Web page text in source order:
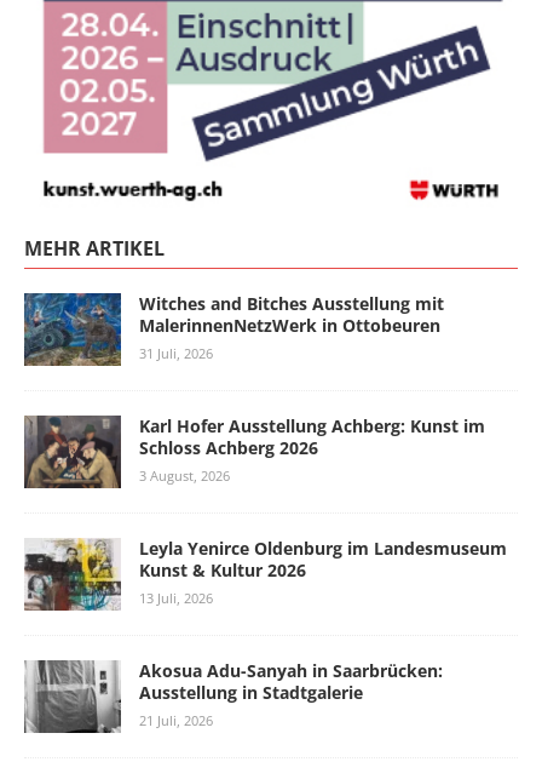
MEHR ARTIKEL
Witches and Bitches Ausstellung mit
MalerinnenNetzWerk in Ottobeuren
31 Juli, 2026
Karl Hofer Ausstellung Achberg: Kunst im
Schloss Achberg 2026
3 August, 2026
Leyla Yenirce Oldenburg im Landesmuseum
Kunst & Kultur 2026
13 Juli, 2026
Akosua Adu-Sanyah in Saarbrücken:
Ausstellung in Stadtgalerie
21 Juli, 2026